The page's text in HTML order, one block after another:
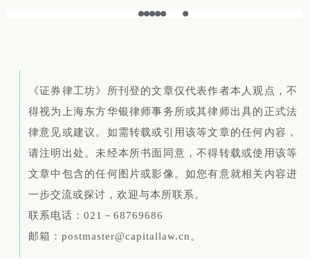
《证券律工坊》所刊登的文章仅代表作者本人观点，不
得视为上海东方华银律师事务所或其律师出具的正式法
律意见或建议。如需转载或引用该等文章的任何内容，
请注明出处。未经本所书面同意，不得转载或使用该等
文章中包含的任何图片或影像。如您有意就相关内容进
一步交流或探讨，欢迎与本所联系。
联系电话：021－68769686
邮箱：postmaster@capitallaw.cn。